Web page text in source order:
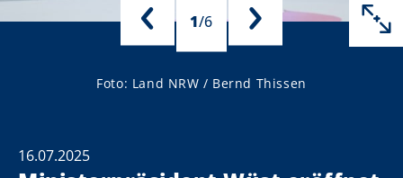
1/6
Foto: Land NRW / Bernd Thissen
16.07.2025